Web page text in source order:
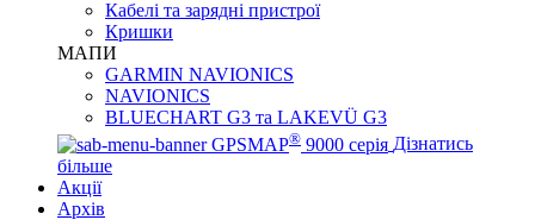
Кабелі та зарядні пристрої
Кришки
МАПИ
GARMIN NAVIONICS
NAVIONICS
BLUECHART G3 та LAKEVÜ G3
GPSMAP® 9000 серія Дізнатись
більше
Акції
Архів